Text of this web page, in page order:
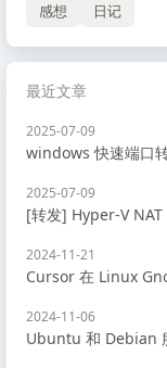
感想
日记
最近文章
2025-07-09
windows 快速端口
2025-07-09
[转发] Hyper-V
2024-11-21
Cursor 在 Linux
2024-11-06
Ubuntu 和 Debian